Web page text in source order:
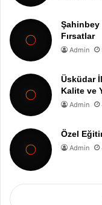
Şahinbey
Fırsatlar
Admin
Üsküdar
Kalite ve
Admin
Özel
Admin